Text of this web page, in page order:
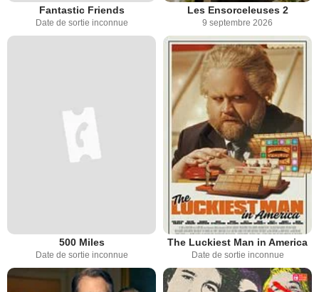
Fantastic Friends
Date de sortie inconnue
Les Ensorceleuses 2
9 septembre 2026
500 Miles
Date de sortie inconnue
The Luckiest Man in America
Date de sortie inconnue